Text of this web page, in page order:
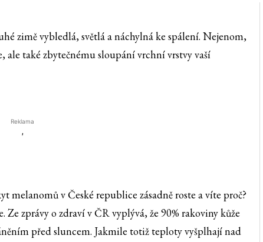
zimě vybledlá, světlá a náchylná ke spálení. Nejenom,
ale také zbytečnému sloupání vrchní vrstvy vaší
Reklama
'
melanomů v České republice zásadně roste a víte proč?
zprávy o zdraví v ČR vyplývá, že 90% rakoviny kůže
před sluncem. Jakmile totiž teploty vyšplhají nad